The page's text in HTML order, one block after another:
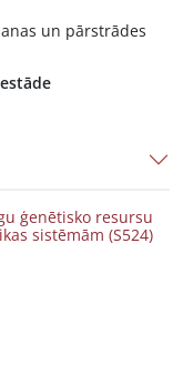
un pārstrādes
ģenētisko resursu
sistēmām (S524)